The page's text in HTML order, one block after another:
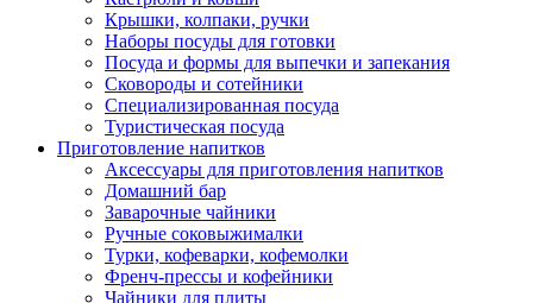
Крышки, колпаки, ручки
Наборы посуды для готовки
Посуда и формы для выпечки и запекания
Сковороды и сотейники
Специализированная посуда
Туристическая посуда
Приготовление напитков
Аксессуары для приготовления напитков
Домашний бар
Заварочные чайники
Ручные соковыжималки
Турки, кофеварки, кофемолки
Френч-прессы и кофейники
Чайники для плиты